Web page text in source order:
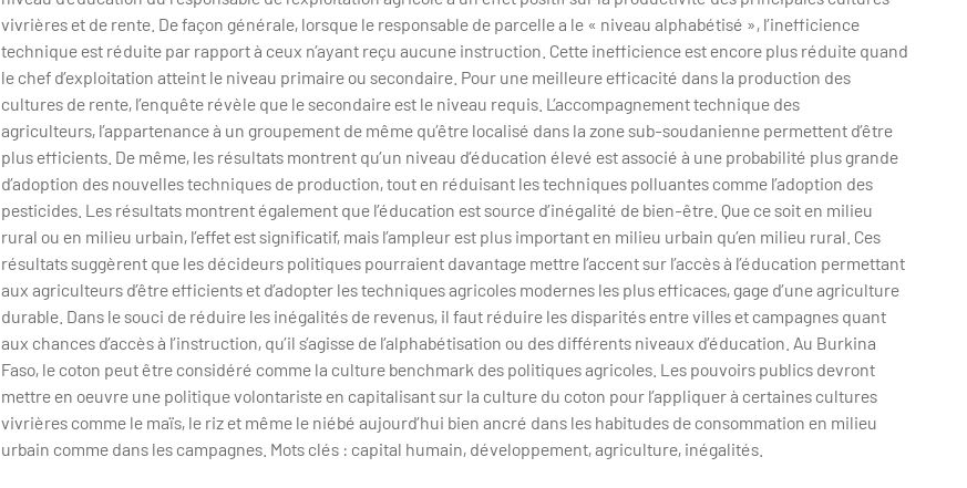
vivrières et de rente. De façon générale, lorsque le responsable de parcelle a le « niveau alphabétisé », l’inefficience
technique est réduite par rapport à ceux n’ayant reçu aucune instruction. Cette inefficience est encore plus réduite quand
le chef d’exploitation atteint le niveau primaire ou secondaire. Pour une meilleure efficacité dans la production des
cultures de rente, l’enquête révèle que le secondaire est le niveau requis. L’accompagnement technique des
agriculteurs, l’appartenance à un groupement de même qu’être localisé dans la zone sub-soudanienne permettent d’être
plus efficients. De même, les résultats montrent qu’un niveau d’éducation élevé est associé à une probabilité plus grande
d’adoption des nouvelles techniques de production, tout en réduisant les techniques polluantes comme l’adoption des
pesticides. Les résultats montrent également que l’éducation est source d’inégalité de bien-être. Que ce soit en milieu
rural ou en milieu urbain, l’effet est significatif, mais l’ampleur est plus important en milieu urbain qu’en milieu rural. Ces
résultats suggèrent que les décideurs politiques pourraient davantage mettre l’accent sur l’accès à l’éducation permettant
aux agriculteurs d’être efficients et d’adopter les techniques agricoles modernes les plus efficaces, gage d’une agriculture
durable. Dans le souci de réduire les inégalités de revenus, il faut réduire les disparités entre villes et campagnes quant
aux chances d’accès à l’instruction, qu’il s’agisse de l’alphabétisation ou des différents niveaux d’éducation. Au Burkina
Faso, le coton peut être considéré comme la culture benchmark des politiques agricoles. Les pouvoirs publics devront
mettre en oeuvre une politique volontariste en capitalisant sur la culture du coton pour l’appliquer à certaines cultures
vivrières comme le maïs, le riz et même le niébé aujourd’hui bien ancré dans les habitudes de consommation en milieu
urbain comme dans les campagnes. Mots clés : capital humain, développement, agriculture, inégalités.